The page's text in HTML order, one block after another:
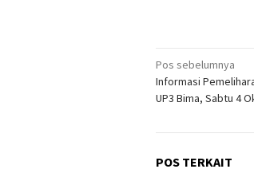
Navigasi
pos
Pos sebelumnya
Informasi
UP3 Bima, Sabtu 4
POS TERKAIT